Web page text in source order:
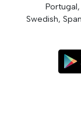
Swedish,